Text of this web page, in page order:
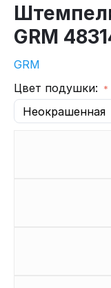
GRM
GRM
Цвет подушки: